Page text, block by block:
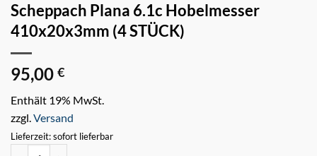
Scheppach Plana 6.1c Hobelmesser
410x20x3mm (4 STÜCK)
95,00 €
Enthält 19% MwSt.
zzgl.Versand
Lieferzeit: sofort lieferbar